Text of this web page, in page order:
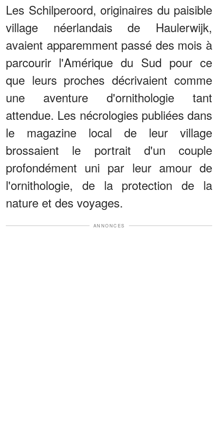
Les Schilperoord, originaires du paisible
village néerlandais de Haulerwijk,
avaient apparemment passé des mois à
parcourir l'Amérique du Sud pour ce
que leurs proches décrivaient comme
une aventure d'ornithologie tant
attendue. Les nécrologies publiées dans
le magazine local de leur village
brossaient le portrait d'un couple
profondément uni par leur amour de
l'ornithologie, de la protection de la
nature et des voyages.
ANNONCES